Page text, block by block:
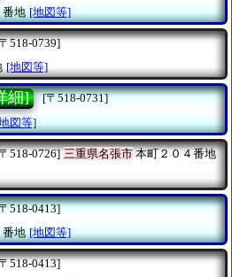
地 [地図等]
518-0739]
[地図等]
細]
[〒518-0731]
図等]
518-0726] 三重県名張市本町２０４番地
518-0413]
地 [地図等]
518-0413]